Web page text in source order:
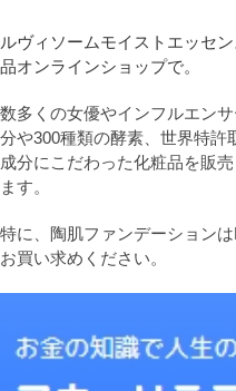
ルヴィソームモイストエッセ
品オンラインショップで。
数多くの女優やインフルエン
分や300種類の酵素、世界特許
成分にこだわった化粧品を販
ます。
特に、陶肌ファンデーション
お買い求めください。